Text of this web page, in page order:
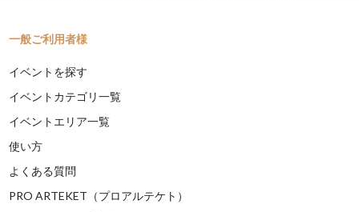
一般ご利用者様
イベントを探す
イベントカテゴリ一覧
イベントエリア一覧
使い方
よくある質問
PRO ARTEKET（プロアルテケト）